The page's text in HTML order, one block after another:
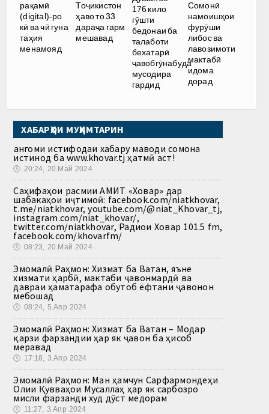
рақамӣ
(digital)-ро
кӣ ва чӣ гуна
таҳия
менамояд
Тоҷикистон
ҳаво то 33
дараҷа гарм
мешавад
176 кило
гӯшти
бедонаи ба
талаботи
бехатарӣ
ҷавобгӯнабуда
мусодира
гардид
Сомонӣ
намоишҳои
фурӯши
либос ва
лавозимоти
мактабӣ
идома
дорад
ХАБАРҲОИ МУҲИМТАРИН
Ҳангоми истифодаи хабару маводи сомона
истинод ба www.khovar.tj ҳатмӣ аст!
🕔 20:24, 20.Май 2024
Саҳифаҳои расмии АМИТ «Ховар» дар
шабакаҳои иҷтимоӣ: facebook.com/niatkhovar,
t.me/niatkhovar, youtube.com/@niat_Khovar_tj,
instagram.com/niat_khovar/,
twitter.com/niatkhovar, Радиои Ховар 101.5 fm,
facebook.com/khovarfm/
🕔 08:23, 20.Май 2024
Эмомалӣ Раҳмон: Хизмат ба Ватан, яъне
хизмати ҳарбӣ, мактаби ҷавонмардӣ ва
давраи ҳаматарафа обутоб ёфтани ҷавонон
мебошад
🕔 08:24, 5.Апр 2024
Эмомалӣ Раҳмон: Хизмат ба Ватан – Модар
қарзи фарзандии ҳар як ҷавон ба ҳисоб
меравад
🕔 17:18, 3.Апр 2024
Эмомалӣ Раҳмон: Ман ҳамчун Сарфармондеҳи
Олии Қувваҳои Мусаллаҳ ҳар як сарбозро
мисли фарзанди худ дӯст медорам
🕔 11:27, 3.Апр 2024